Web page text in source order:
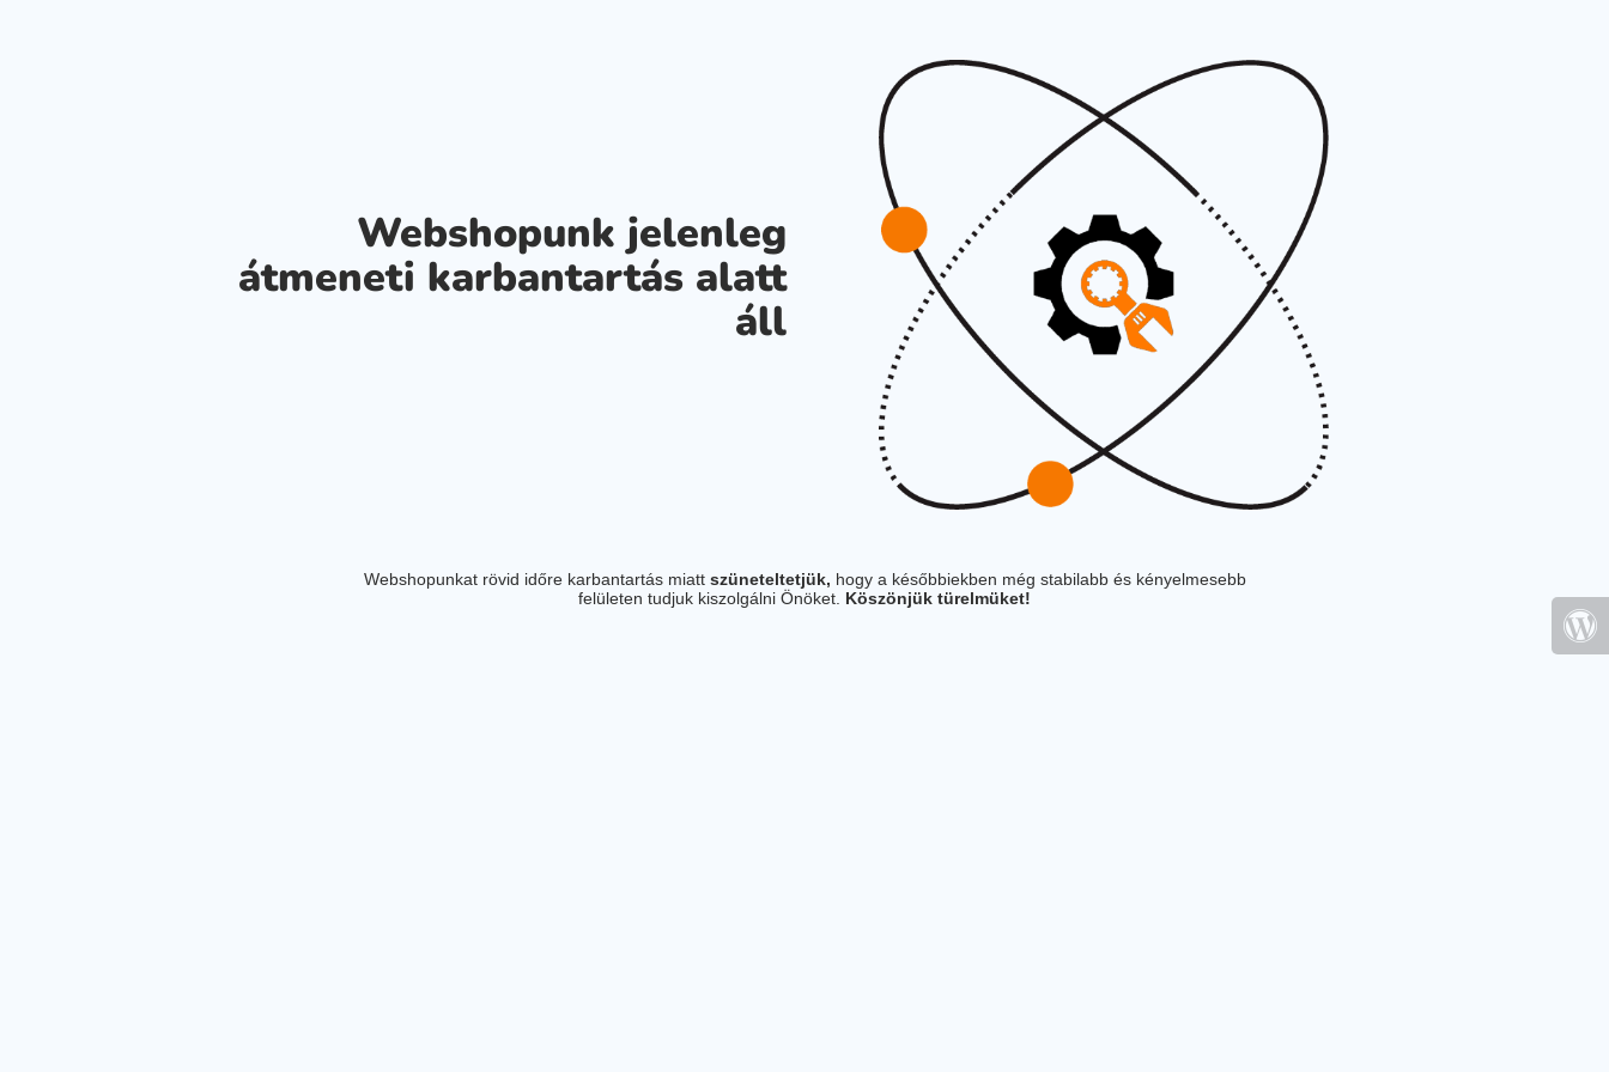
Webshopunk jelenleg
átmeneti karbantartás alatt
áll
Webshopunkat rövid időre karbantartás miatt szüneteltetjük, hogy a későbbiekben még stabilabb és kényelmesebb
felületen tudjuk kiszolgálni Önöket. Köszönjük türelmüket!